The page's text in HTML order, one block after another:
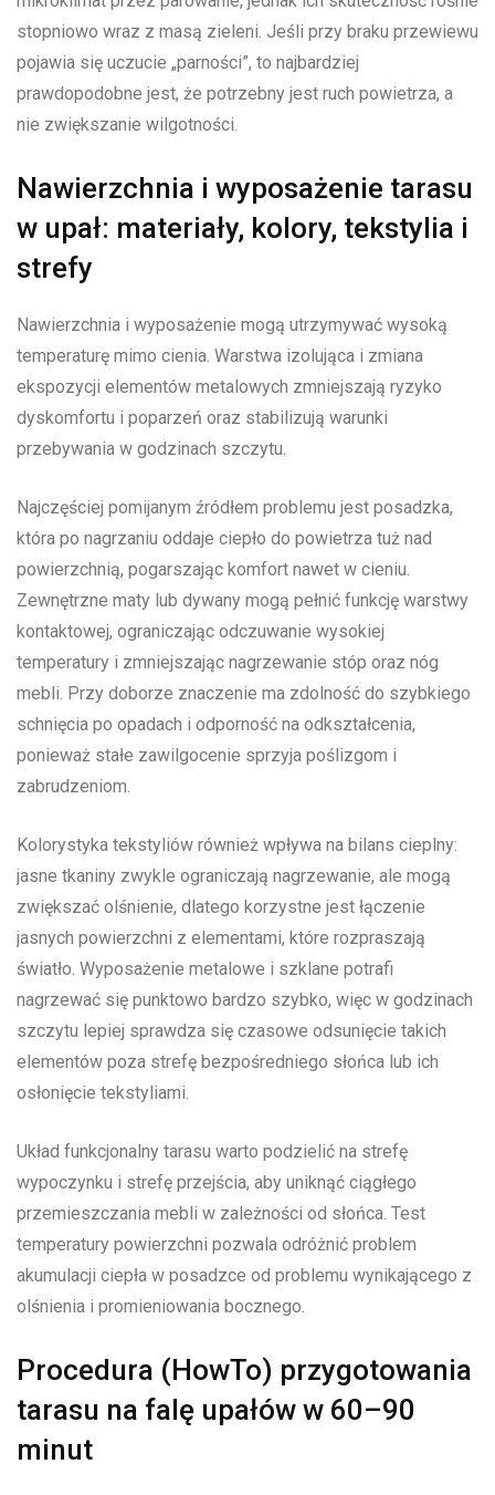
stopniowo wraz z masą zieleni. Jeśli przy braku przewiewu
pojawia się uczucie „parności”, to najbardziej
prawdopodobne jest, że potrzebny jest ruch powietrza, a
nie zwiększanie wilgotności.
Nawierzchnia i wyposażenie tarasu
w upał: materiały, kolory, tekstylia i
strefy
Nawierzchnia i wyposażenie mogą utrzymywać wysoką
temperaturę mimo cienia. Warstwa izolująca i zmiana
ekspozycji elementów metalowych zmniejszają ryzyko
dyskomfortu i poparzeń oraz stabilizują warunki
przebywania w godzinach szczytu.
Najczęściej pomijanym źródłem problemu jest posadzka,
która po nagrzaniu oddaje ciepło do powietrza tuż nad
powierzchnią, pogarszając komfort nawet w cieniu.
Zewnętrzne maty lub dywany mogą pełnić funkcję warstwy
kontaktowej, ograniczając odczuwanie wysokiej
temperatury i zmniejszając nagrzewanie stóp oraz nóg
mebli. Przy doborze znaczenie ma zdolność do szybkiego
schnięcia po opadach i odporność na odkształcenia,
ponieważ stałe zawilgocenie sprzyja poślizgom i
zabrudzeniom.
Kolorystyka tekstyliów również wpływa na bilans cieplny:
jasne tkaniny zwykle ograniczają nagrzewanie, ale mogą
zwiększać olśnienie, dlatego korzystne jest łączenie
jasnych powierzchni z elementami, które rozpraszają
światło. Wyposażenie metalowe i szklane potrafi
nagrzewać się punktowo bardzo szybko, więc w godzinach
szczytu lepiej sprawdza się czasowe odsunięcie takich
elementów poza strefę bezpośredniego słońca lub ich
osłonięcie tekstyliami.
Układ funkcjonalny tarasu warto podzielić na strefę
wypoczynku i strefę przejścia, aby uniknąć ciągłego
przemieszczania mebli w zależności od słońca. Test
temperatury powierzchni pozwala odróżnić problem
akumulacji ciepła w posadzce od problemu wynikającego z
olśnienia i promieniowania bocznego.
Procedura (HowTo) przygotowania
tarasu na falę upałów w 60–90
minut